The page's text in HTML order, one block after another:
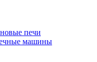
печи
машины